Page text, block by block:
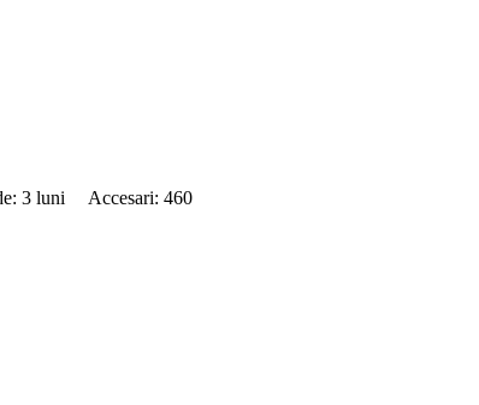
3 luni Accesari: 460